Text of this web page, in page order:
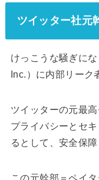
ツイッター社元
けっこうな騒ぎに
Inc.）に内部リーク
ツイッターの元最
プライバシーとセ
るとして、安全保
この元幹部＝ペイ